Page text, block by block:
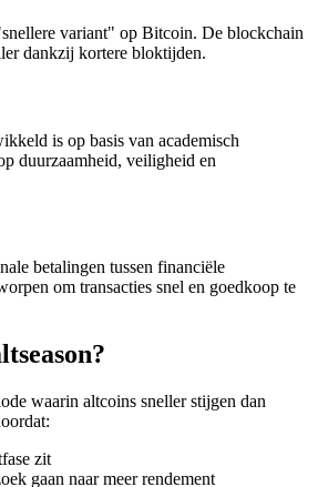
variant" op Bitcoin. De blockchain
dankzij kortere bloktijden.
is op basis van academisch
duurzaamheid, veiligheid en
betalingen tussen financiële
om transacties snel en goedkoop te
waarin altcoins sneller stijgen dan
zit
gaan naar meer rendement